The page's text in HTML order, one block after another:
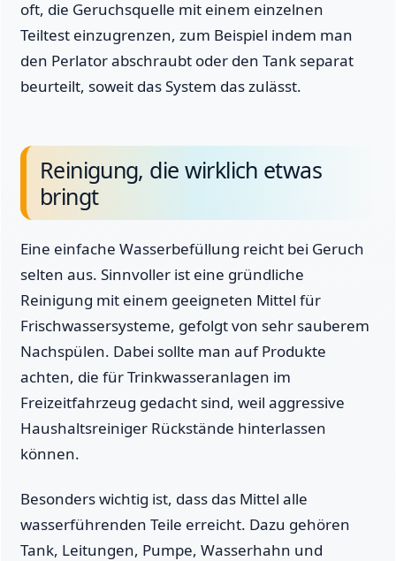
oft, die Geruchsquelle mit einem einzelnen
Teiltest einzugrenzen, zum Beispiel indem man
den Perlator abschraubt oder den Tank separat
beurteilt, soweit das System das zulässt.
Reinigung, die wirklich etwas
bringt
Eine einfache Wasserbefüllung reicht bei Geruch
selten aus. Sinnvoller ist eine gründliche
Reinigung mit einem geeigneten Mittel für
Frischwassersysteme, gefolgt von sehr sauberem
Nachspülen. Dabei sollte man auf Produkte
achten, die für Trinkwasseranlagen im
Freizeitfahrzeug gedacht sind, weil aggressive
Haushaltsreiniger Rückstände hinterlassen
können.
Besonders wichtig ist, dass das Mittel alle
wasserführenden Teile erreicht. Dazu gehören
Tank, Leitungen, Pumpe, Wasserhahn und